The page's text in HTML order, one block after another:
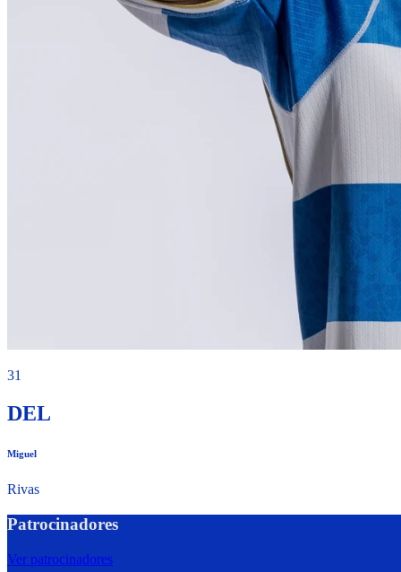
31
DEL
Miguel
Rivas
Patrocinadores
Ver patrocinadores